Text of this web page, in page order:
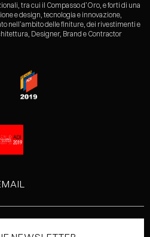
tra cui il Compasso d’Oro, e forti di una
e design, tecnologia e innovazione,
nell’ambito delle finiture, dei rivestimenti e
Designer, Brand e Contractor